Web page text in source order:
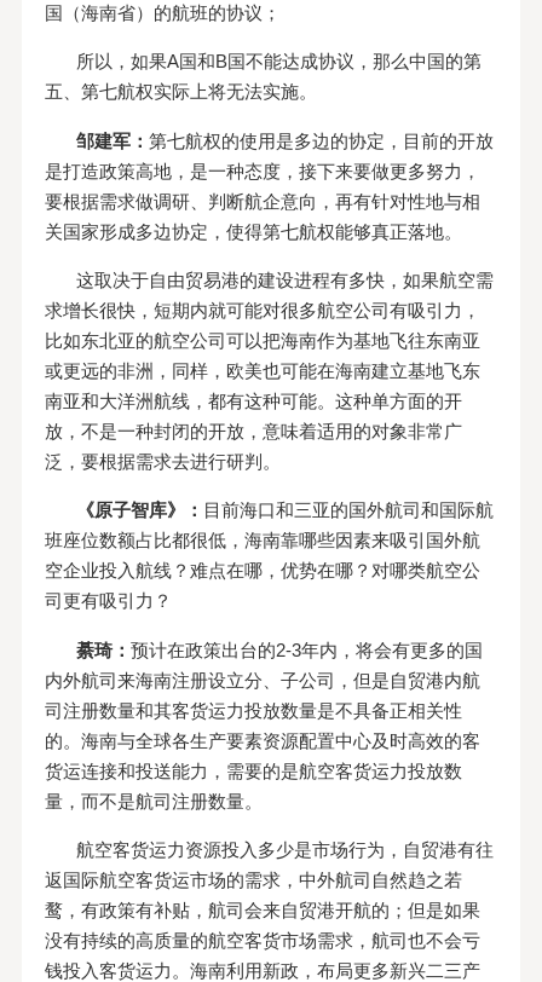
国（海南省）的航班的协议；
所以，如果A国和B国不能达成协议，那么中国的第
五、第七航权实际上将无法实施。
邹建军：第七航权的使用是多边的协定，目前的开放
是打造政策高地，是一种态度，接下来要做更多努力，
要根据需求做调研、判断航企意向，再有针对性地与相
关国家形成多边协定，使得第七航权能够真正落地。
这取决于自由贸易港的建设进程有多快，如果航空需
求增长很快，短期内就可能对很多航空公司有吸引力，
比如东北亚的航空公司可以把海南作为基地飞往东南亚
或更远的非洲，同样，欧美也可能在海南建立基地飞东
南亚和大洋洲航线，都有这种可能。这种单方面的开
放，不是一种封闭的开放，意味着适用的对象非常广
泛，要根据需求去进行研判。
《原子智库》： 目前海口和三亚的国外航司和国际航
班座位数额占比都很低，海南靠哪些因素来吸引国外航
空企业投入航线？难点在哪，优势在哪？对哪类航空公
司更有吸引力？
綦琦：预计在政策出台的2-3年内，将会有更多的国
内外航司来海南注册设立分、子公司，但是自贸港内航
司注册数量和其客货运力投放数量是不具备正相关性
的。海南与全球各生产要素资源配置中心及时高效的客
货运连接和投送能力，需要的是航空客货运力投放数
量，而不是航司注册数量。
航空客货运力资源投入多少是市场行为，自贸港有往
返国际航空客货运市场的需求，中外航司自然趋之若
鹜，有政策有补贴，航司会来自贸港开航的；但是如果
没有持续的高质量的航空客货市场需求，航司也不会亏
钱投入客货运力。海南利用新政，布局更多新兴二三产